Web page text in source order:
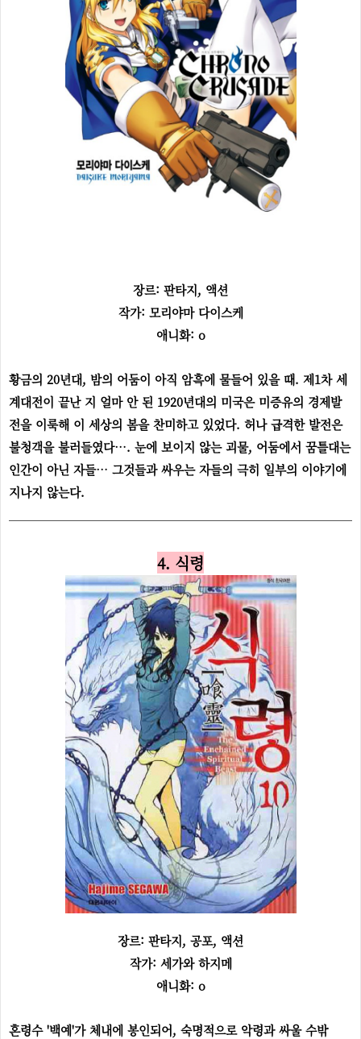
장르: 판타지, 액션
작가: 모리야마 다이스케
애니화: o
황금의 20년대, 밤의 어둠이 아직 암흑에 물들어 있을 때. 제1차 세
계대전이 끝난 지 얼마 안 된 1920년대의 미국은 미증유의 경제발
전을 이룩해 이 세상의 봄을 찬미하고 있었다. 허나 급격한 발전은
불청객을 불러들였다…. 눈에 보이지 않는 괴물, 어둠에서 꿈틀대는
인간이 아닌 자들… 그것들과 싸우는 자들의 극히 일부의 이야기에
지나지 않는다.
4. 식령
장르: 판타지, 공포, 액션
작가: 세가와 하지메
애니화: o
혼령수 '백예'가 체내에 봉인되어, 숙명적으로 악령과 싸울 수밖